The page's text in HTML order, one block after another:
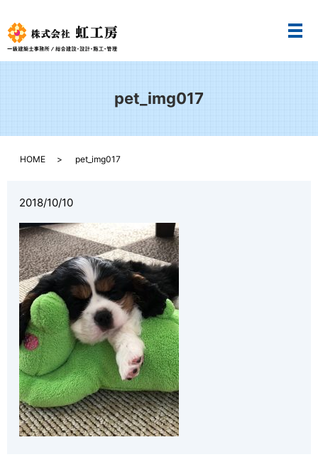
メ
pet_img017
HOME pet_img017
2018/10/10